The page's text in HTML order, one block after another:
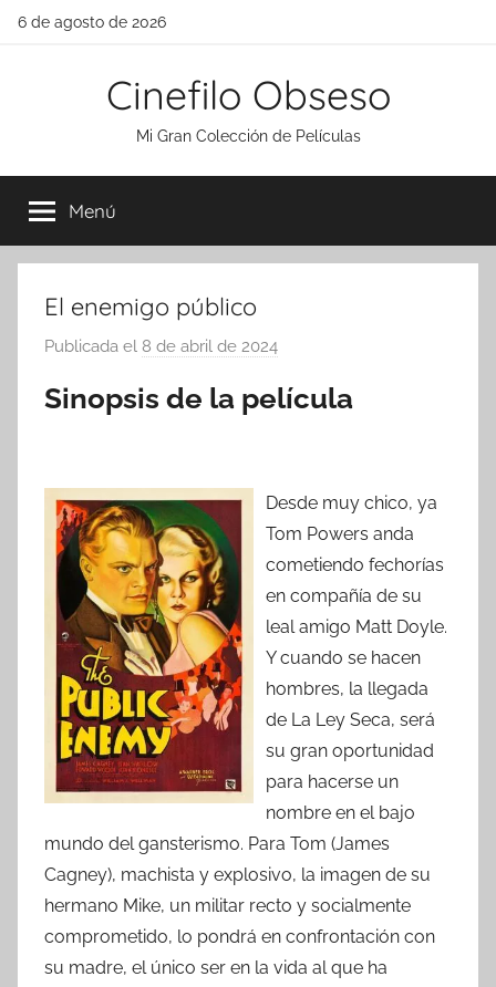
Saltar
6 de agosto de 2026
Cinefilo Obseso
Mi Gran Colección de Películas
Menú
El enemigo público
Publicada el 8 de abril de 2024
r
Sinopsis de la película
Desde muy chico, ya
Tom Powers anda
cometiendo fechorías
en compañía de su
leal amigo Matt Doyle.
Y cuando se hacen
hombres, la llegada
de La Ley Seca, será
su gran oportunidad
para hacerse un
nombre en el bajo
mundo del gansterismo. Para Tom (James
Cagney), machista y explosivo, la imagen de su
hermano Mike, un militar recto y socialmente
comprometido, lo pondrá en confrontación con
su madre, el único ser en la vida al que ha